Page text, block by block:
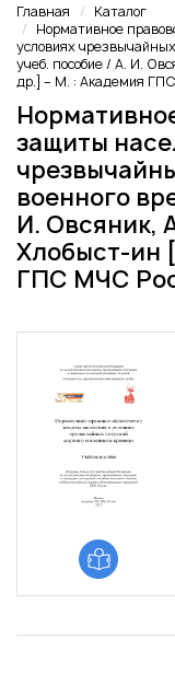
Главная
Каталог
Нормативное
условиях
учеб. пособие / А. И.
др.] – М. : Академия
защиты
военного
И. Овсяник,
Хлобыст-ин
ГПС МЧС